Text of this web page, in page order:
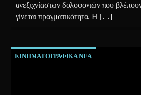
ανεξιχνίαστων δολοφονιών που
γίνεται πραγματικότητα. Η […]
ΚΙΝΗΜΑΤΟΓΡΑΦΙΚΑ ΝΕΑ